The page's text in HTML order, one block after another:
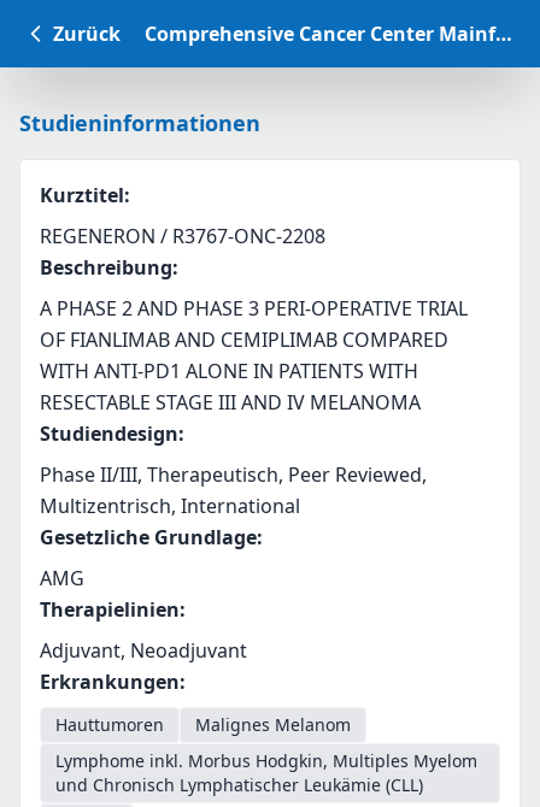
Zurück Comprehensive Cancer Center Mainfranken Studiendatenbank
Studieninformationen
Kurztitel:
REGENERON / R3767-ONC-2208
Beschreibung:
A PHASE 2 AND PHASE 3 PERI-OPERATIVE TRIAL
OF FIANLIMAB AND CEMIPLIMAB COMPARED
WITH ANTI-PD1 ALONE IN PATIENTS WITH
RESECTABLE STAGE III AND IV MELANOMA
Studiendesign:
Phase II/III, Therapeutisch, Peer Reviewed,
Multizentrisch, International
Gesetzliche Grundlage:
AMG
Therapielinien:
Adjuvant, Neoadjuvant
Erkrankungen:
Hauttumoren
Malignes Melanom
Lymphome inkl. Morbus Hodgkin, Multiples Myelom
und Chronisch Lymphatischer Leukämie (CLL)